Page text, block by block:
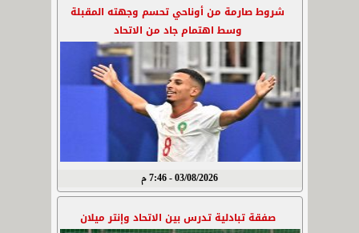
شروط صارمة من أوناحي تحسم وجهته المقبلة
وسط اهتمام جاد من الاتحاد
03/08/2026 - 7:46 م
صفقة تبادلية تدرس بين الاتحاد وإنتر ميلان